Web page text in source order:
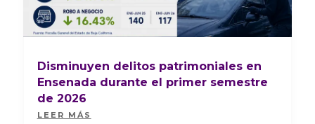
Disminuyen delitos patrimoniales en
Ensenada durante el primer semestre
de 2026
LEER MÁS